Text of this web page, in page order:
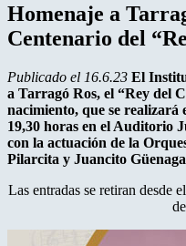
Homenaje a
Centenario del
Publicado el 16.6.23 El
a Tarragó Ros, el “Rey del
nacimiento, que se realizará
19,30 horas en el Auditorio
con la actuación de la
Pilarcita y Juancito
Las entradas se retiran desde